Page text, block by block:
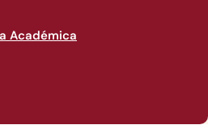
Académica